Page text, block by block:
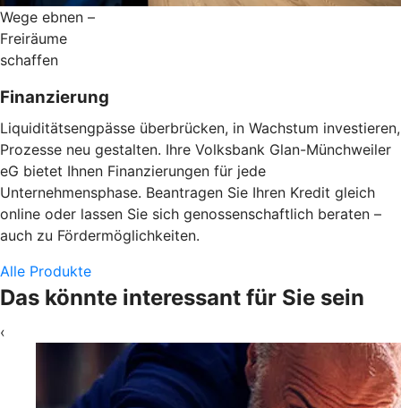
Wege ebnen –
Freiräume
schaffen
Finanzierung
Liquiditätsengpässe überbrücken, in Wachstum investieren,
Prozesse neu gestalten. Ihre Volksbank Glan-Münchweiler
eG bietet Ihnen Finanzierungen für jede
Unternehmensphase. Beantragen Sie Ihren Kredit gleich
online oder lassen Sie sich genossenschaftlich beraten –
auch zu Fördermöglichkeiten.
Alle Produkte
Das könnte interessant für Sie sein
‹